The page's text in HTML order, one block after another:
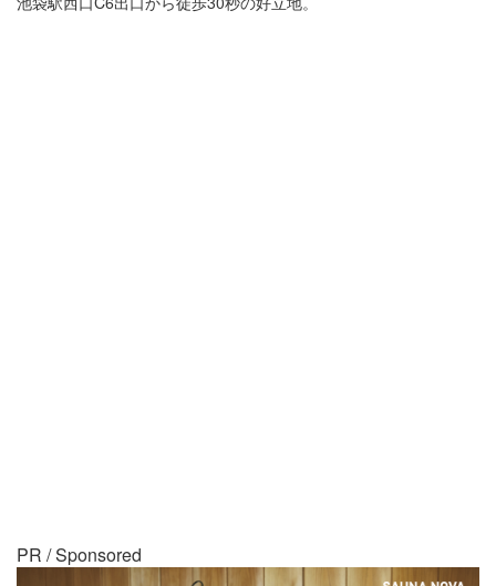
PR / Sponsored